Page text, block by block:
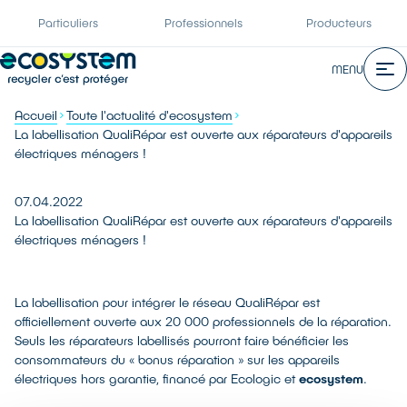
Particuliers Professionnels Producteurs
MENU
Accueil
Toute l'actualité d'ecosystem
La labellisation QualiRépar est ouverte aux réparateurs d'appareils
électriques ménagers !
07.04.2022
La labellisation QualiRépar est ouverte aux réparateurs d'appareils
électriques ménagers !
La labellisation pour intégrer le réseau QualiRépar est
officiellement ouverte aux 20 000 professionnels de la réparation.
Seuls les réparateurs labellisés pourront faire bénéficier les
consommateurs du « bonus réparation » sur les appareils
électriques hors garantie, financé par Ecologic etecosystem.